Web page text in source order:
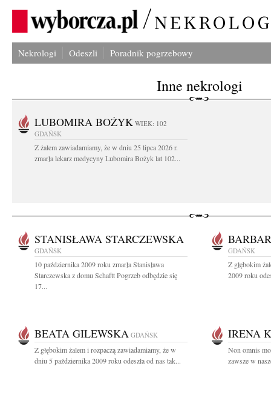
Nekrologi Odeszli Poradnik pogrzebowy
Inne nekrologi
LUBOMIRA BOŻYK WIEK: 102
GDAŃSK
Z żalem zawiadamiamy, że w dniu 25 lipca 2026 r.
zmarła lekarz medycyny Lubomira Bożyk lat 102...
STANISŁAWA STARCZEWSKA
GDAŃSK
10 października 2009 roku zmarła Stanisława
Starczewska z domu Schaftt Pogrzeb odbędzie się
17...
GDAŃSK
Z głębokim
2009 roku
BEATA GILEWSKA GDAŃSK
Z głębokim żalem i rozpaczą zawiadamiamy, że w
dniu 5 października 2009 roku odeszła od nas tak...
IRENA
Non omnis
zawsze w